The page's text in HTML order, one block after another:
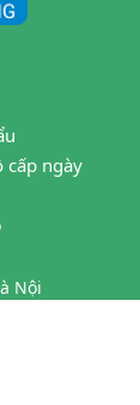
cấp ngày
Nội